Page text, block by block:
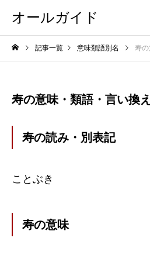
オールガイド
記事一覧 意味類語別名 寿の
寿の意味・類語・言い換え
寿の読み・別表記
ことぶき
寿の意味